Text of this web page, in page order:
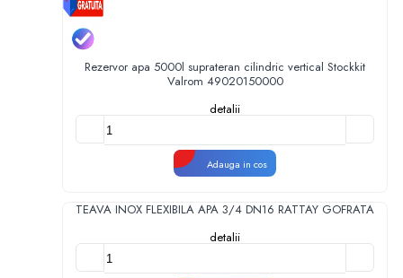
Rezervor apa 5000l suprateran cilindric vertical Stockkit
Valrom 49020150000
detalii
Adauga in cos
TEAVA INOX FLEXIBILA APA 3/4 DN16 RATTAY GOFRATA
detalii